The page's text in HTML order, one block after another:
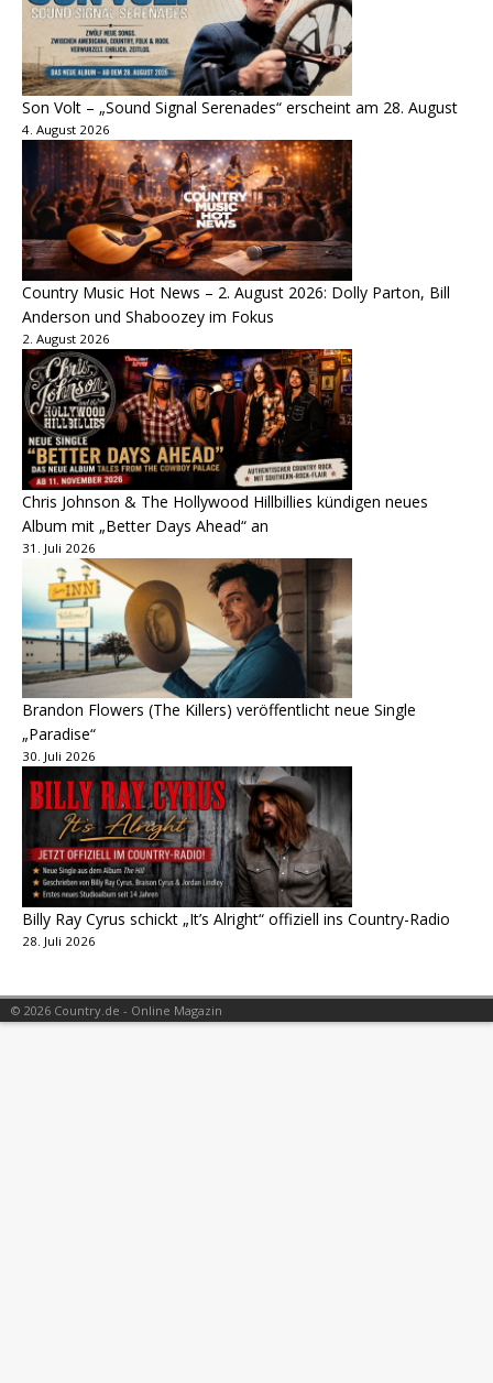
Son Volt – „Sound Signal Serenades“ erscheint am 28. August
4. August 2026
Country Music Hot News – 2. August 2026: Dolly Parton, Bill
Anderson und Shaboozey im Fokus
2. August 2026
Chris Johnson & The Hollywood Hillbillies kündigen neues
Album mit „Better Days Ahead“ an
31. Juli 2026
Brandon Flowers (The Killers) veröffentlicht neue Single
„Paradise“
30. Juli 2026
Billy Ray Cyrus schickt „It’s Alright“ offiziell ins Country-Radio
28. Juli 2026
© 2026 Country.de - Online Magazin